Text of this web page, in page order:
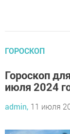
ГОРОСКОП
Гороскоп
июля 2024
admin, 11 июля